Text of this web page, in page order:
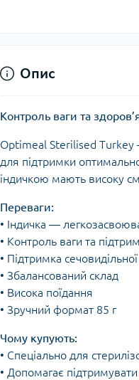
Опис
Контроль ваги та
Optimeal Sterilised Turkey
для підтримки
індичкою мають високу
Переваги:
• Індичка —
• Контроль ваги та
• Підтримка
• Збалансований склад
• Висока поїдання
• Зручний формат 85 г
Чому купують:
• Спеціально для
• Допомагає